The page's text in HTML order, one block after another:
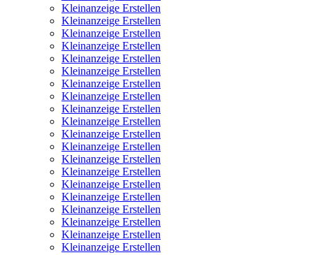
Kleinanzeige Erstellen
Kleinanzeige Erstellen
Kleinanzeige Erstellen
Kleinanzeige Erstellen
Kleinanzeige Erstellen
Kleinanzeige Erstellen
Kleinanzeige Erstellen
Kleinanzeige Erstellen
Kleinanzeige Erstellen
Kleinanzeige Erstellen
Kleinanzeige Erstellen
Kleinanzeige Erstellen
Kleinanzeige Erstellen
Kleinanzeige Erstellen
Kleinanzeige Erstellen
Kleinanzeige Erstellen
Kleinanzeige Erstellen
Kleinanzeige Erstellen
Kleinanzeige Erstellen
Kleinanzeige Erstellen